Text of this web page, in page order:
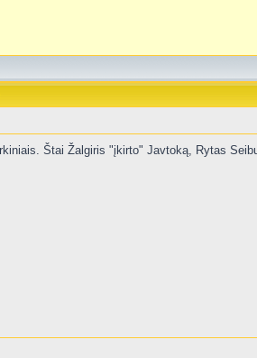
Štai Žalgiris "įkirto" Javtoką, Rytas